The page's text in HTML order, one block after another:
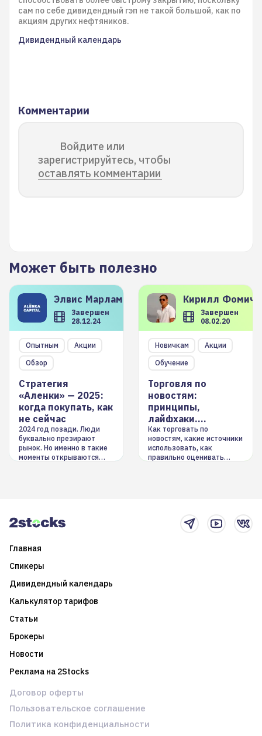
сам по себе дивидендный гэп не такой большой, как по
акциям других нефтяников.
Дивидендный календарь
Комментарии
Войдите или
зарегистрируйтесь, чтобы
оставлять комментарии
Может быть полезно
Элвис Марламов
Завершен
28.12.24
Опытным
Акции
Обзор
Стратегия
«Аленки» — 2025:
когда покупать, как
не сейчас
2024 год позади. Люди
буквально презирают
рынок. Но именно в такие
моменты открываются
Кирилл
Завершен
08.02.20
Новичкам
Акции
Обучение
Торговля по
новостям:
принципы,
лайфхаки,
инструменты
Как торговать по
новостям, какие источники
использовать, как
правильно оценивать
Главная
Спикеры
Дивидендный календарь
Калькулятор тарифов
Статьи
Брокеры
Новости
Реклама на 2Stocks
Договор оферты
Пользовательское соглашение
Политика конфиденциальности